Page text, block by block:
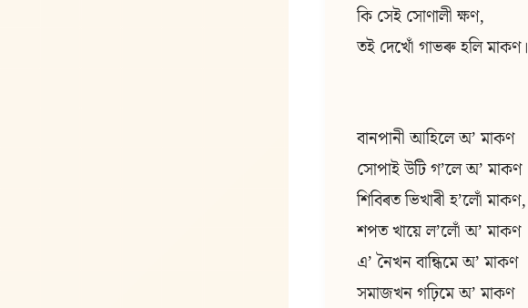
কি সেই সোণালী ক্ষণ,
তই দেখোঁ গাভৰু হলি মাকণ।
বানপানী আহিলে অʼ মাকণ
সোপাই উটি গʼলে অʼ মাকণ
শিবিৰত ভিখাৰী হʼলোঁ মাকণ,
শপত খায়ে লʼলোঁ অʼ মাকণ
এʼ নৈখন বান্ধিমে অʼ মাকণ
সমাজখন গঢ়িমে অʼ মাকণ